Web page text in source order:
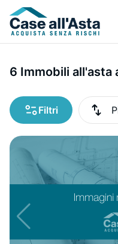
6 Immobili all'asta
Filtri